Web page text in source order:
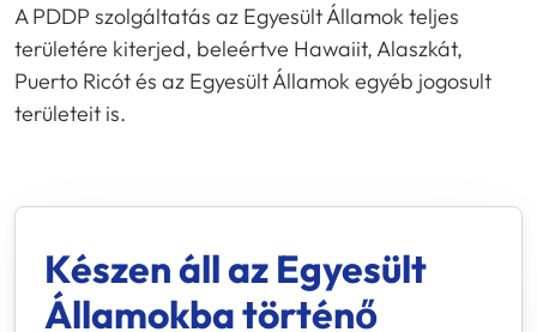
A PDDP szolgáltatás az Egyesült Államok teljes
területére kiterjed, beleértve Hawaiit, Alaszkát,
Puerto Ricót és az Egyesült Államok egyéb jogosult
területeit is.
Készen áll az Egyesült
Államokba történő